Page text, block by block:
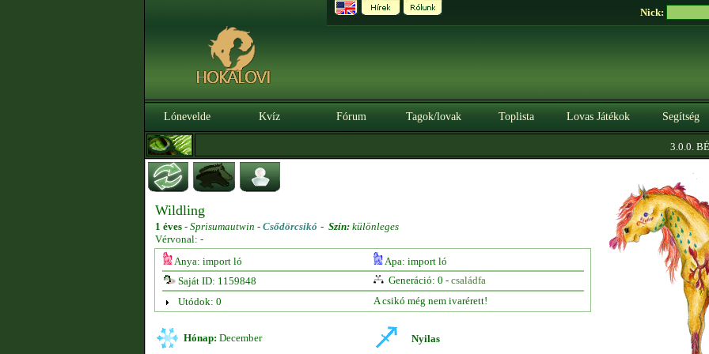
Nick:
Lónevelde Kvíz Fórum Tagok/lovak Toplista Lovas Játékok Segítség
3.0.0.
Wildling
1 éves - Sprisumautwin - Csődörcsikó - Szín: különleges
Vérvonal: -
Anya: import ló
Apa: import ló
Saját ID: 1159848
Generáció: 0 - családfa
Utódok: 0
A csikó még nem ivarérett!
Hónap: December Nyilas